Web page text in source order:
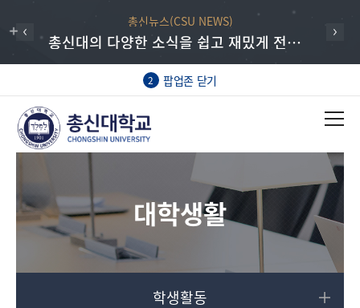
총신뉴스(CSU NEWS)
총신대의 다양한 소식을 쉽고 재밌게 전하는 총신뉴스
2 팝업존 닫기
대학생활
학생활동